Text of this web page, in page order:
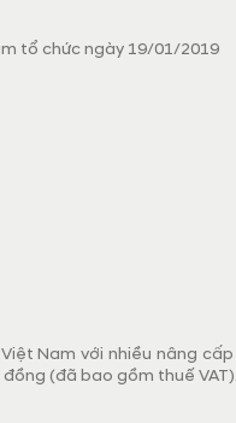
tổ chức ngày 19/01/2019
Nam với nhiều nâng
(đã bao gồm thuế VAT).